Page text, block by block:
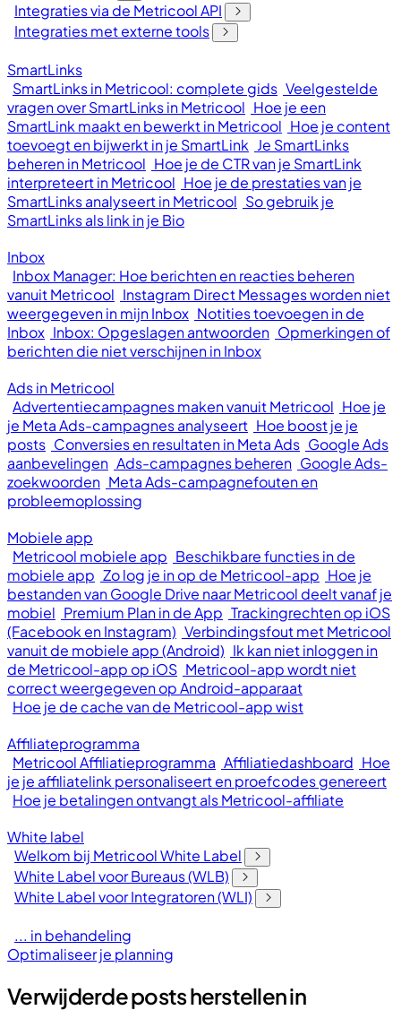
Integraties via de Metricool API
Integraties met externe tools
SmartLinks
SmartLinks in Metricool: complete gids Veelgestelde
vragen over SmartLinks in Metricool Hoe je een
SmartLink maakt en bewerkt in Metricool Hoe je content
toevoegt en bijwerkt in je SmartLink Je SmartLinks
beheren in Metricool Hoe je de CTR van je SmartLink
interpreteert in Metricool Hoe je de prestaties van je
SmartLinks analyseert in Metricool So gebruik je
SmartLinks als link in je Bio
Inbox
Inbox Manager: Hoe berichten en reacties beheren
vanuit Metricool Instagram Direct Messages worden niet
weergegeven in mijn Inbox Notities toevoegen in de
Inbox Inbox: Opgeslagen antwoorden Opmerkingen of
berichten die niet verschijnen in Inbox
Ads in Metricool
Advertentiecampagnes maken vanuit Metricool Hoe je
je Meta Ads-campagnes analyseert Hoe boost je je
posts Conversies en resultaten in Meta Ads Google Ads
aanbevelingen Ads-campagnes beheren Google Ads-
zoekwoorden Meta Ads-campagnefouten en
probleemoplossing
Mobiele app
Metricool mobiele app Beschikbare functies in de
mobiele app Zo log je in op de Metricool-app Hoe je
bestanden van Google Drive naar Metricool deelt vanaf je
mobiel Premium Plan in de App Trackingrechten op iOS
(Facebook en Instagram) Verbindingsfout met Metricool
vanuit de mobiele app (Android) Ik kan niet inloggen in
de Metricool-app op iOS Metricool-app wordt niet
correct weergegeven op Android-apparaat
Hoe je de cache van de Metricool-app wist
Affiliateprogramma
Metricool Affiliatieprogramma Affiliatiedashboard Hoe
je je affiliatelink personaliseert en proefcodes genereert
Hoe je betalingen ontvangt als Metricool-affiliate
White label
Welkom bij Metricool White Label
White Label voor Bureaus (WLB)
White Label voor Integratoren (WLI)
... in behandeling
Optimaliseer je planning
Verwijderde posts herstellen in